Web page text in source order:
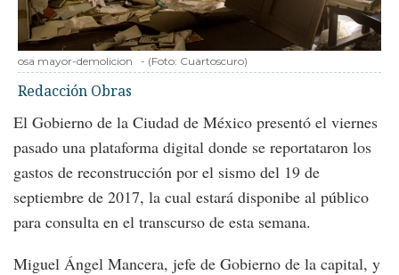
osa mayor-demolicion - (Foto: Cuartoscuro)
Redacción Obras
El Gobierno de la Ciudad de México presentó el viernes
pasado una plataforma digital donde se reportataron los
gastos de reconstrucción por el sismo del 19 de
septiembre de 2017, la cual estará disponibe al público
para consulta en el transcurso de esta semana.
Miguel Ángel Mancera, jefe de Gobierno de la capital, y